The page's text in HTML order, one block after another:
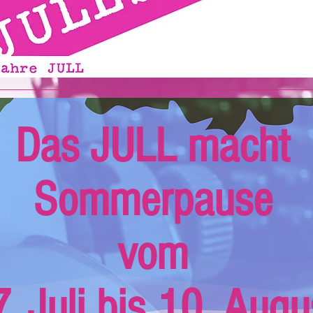
Das JULL macht
Sommerpause
vom